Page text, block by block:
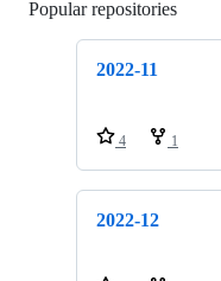
Popular repositories
2022-11
4 1
2022-12